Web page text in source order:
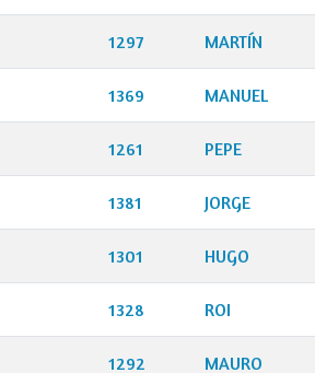
1297 MARTÍN
1369 MANUEL
1261 PEPE
1381 JORGE
1301 HUGO
1328 ROI
1292 MAURO